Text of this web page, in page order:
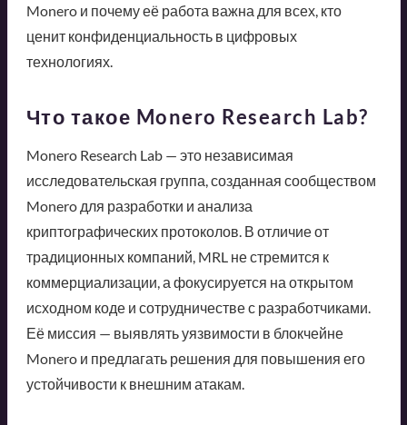
Monero и почему её работа важна для всех, кто
ценит конфиденциальность в цифровых
технологиях.
Что такое Monero Research Lab?
Monero Research Lab — это независимая
исследовательская группа, созданная сообществом
Monero для разработки и анализа
криптографических протоколов. В отличие от
традиционных компаний, MRL не стремится к
коммерциализации, а фокусируется на открытом
исходном коде и сотрудничестве с разработчиками.
Её миссия — выявлять уязвимости в блокчейне
Monero и предлагать решения для повышения его
устойчивости к внешним атакам.